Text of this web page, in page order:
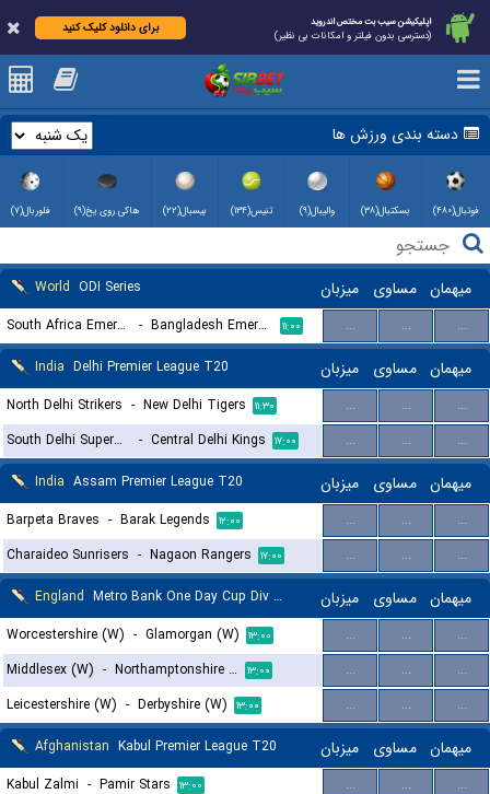
اپلیکیشن سیب بت مختص اندروید
(دسترسی بدون فیلتر و امکانات بی نظیر)
برای دانلود کلیک کنید
دسته بندی ورزش ها
فوتبال(۴۸۰) بسکتبال(۳۸) والیبال(۹) تنیس(۱۳۴) بیسبال(۲۲) هاکی روی یخ(۹) فلوربال(۷)
World ODI Series میزبان مساوی میهمان
South Africa Emerging - Bangladesh Emerging ۱۱:۰۰ ... ...
...
India Delhi Premier League T20 میزبان مساوی میهمان
North Delhi Strikers - New Delhi Tigers ۱۱:۳۰ ... ...
...
South Delhi Superstarz
- Central Delhi Kings ۱۷:۰۰ ... ...
...
India Assam Premier League T20 میزبان مساوی میهمان
Barpeta Braves - Barak Legends ۱۲:۰۰ ... ...
...
Charaideo Sunrisers - Nagaon Rangers ۱۷:۰۰ ... ...
...
England Metro Bank One Day Cup Div 2 Women میزبان مساوی میهمان
Worcestershire (W) - Glamorgan (W) ۱۳:۰۰ ... ...
...
Middlesex (W) - Northamptonshire Steelbacks (W) ۱۳:۰۰ ... ...
...
Leicestershire (W) - Derbyshire (W) ۱۳:۰۰ ... ...
...
Afghanistan Kabul Premier League T20 میزبان مساوی میهمان
Kabul Zalmi - Pamir Stars ۱۳:۰۰ ... ...
...